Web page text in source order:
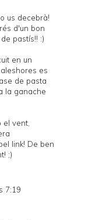
us decebrà!
d'un bon
pastís!! :)
en un
es
de pasta
la ganache
el vent,
link! De ben
;)
7:19